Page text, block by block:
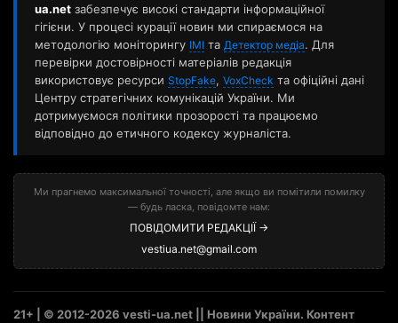
ua.net забезпечує високі стандарти інформаційної
гігієни. У процесі курації новин ми спираємося на
методологію моніторингу ІМІ та Детектор медіа. Для
перевірки достовірності матеріалів редакція
використовує ресурси StopFake, VoxCheck та офіційні дані
Центру стратегічних комунікацій України. Ми
дотримуємося політики прозорості та працюємо
відповідно до етичного кодексу журналіста.
Ми прагнемо максимальної точності, але якщо ви помітили помилку
— будь ласка, повідомте нам:
ПОВІДОМИТИ РЕДАКЦІЇ →
vestiua.net@gmail.com
21+ | © 2012-2026 vesti-ua.net || Новини України. Контент